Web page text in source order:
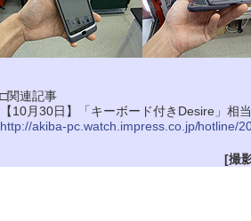
□関連記事
【10月30日】「キーボード付きDesire」相
http://akiba-pc.watch.impress.co.jp/hotline/
[撮